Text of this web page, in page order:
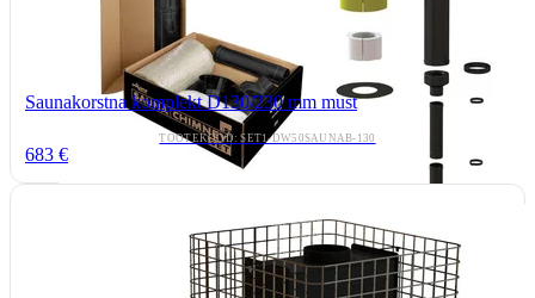
Saunakorstna komplekt D130/230 mm must
TOOTEKOOD: SET1-DW50SAUNAB-130
683 €